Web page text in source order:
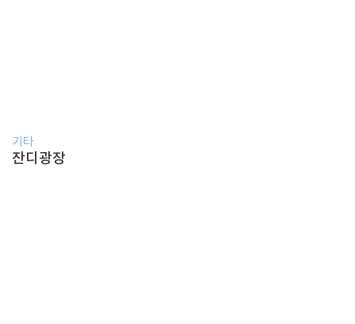
기타
잔디광장